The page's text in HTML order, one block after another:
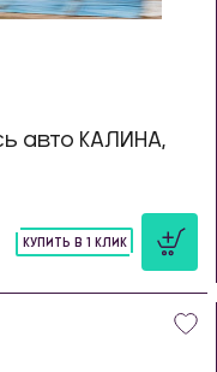
авто КАЛИНА,
КУПИТЬ В 1 КЛИК